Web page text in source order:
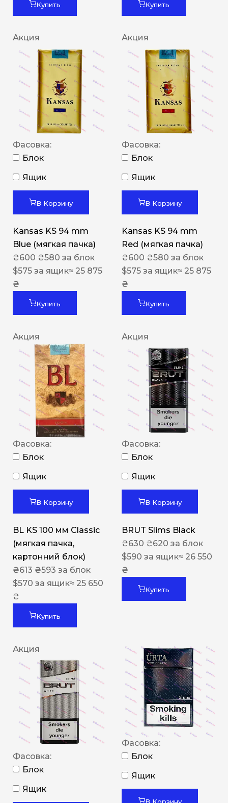
Купить Купить
Акция
Фасовка:
Блок
Ящик
В Корзину
Kansas KS 94 mm
Blue (мягкая пачка)
₴600 ₴580 за блок
$575 за ящик≈ 25 875
₴
Купить
Акция
Фасовка:
Блок
Ящик
В Корзину
Kansas KS 94 mm
Red (мягкая пачка)
₴600 ₴580 за блок
$575 за ящик≈ 25 875
₴
Купить
Акция
Фасовка:
Блок
Ящик
В Корзину
BL KS 100 мм Classic
(мягкая пачка,
картонний блок)
₴613 ₴593 за блок
$570 за ящик≈ 25 650
₴
Купить
Акция
Фасовка:
Блок
Ящик
В Корзину
BRUT Slims Black
₴630 ₴620 за блок
$590 за ящик≈ 26 550
₴
Купить
Акция
Фасовка:
Блок
Ящик
Фасовка:
Блок
Ящик